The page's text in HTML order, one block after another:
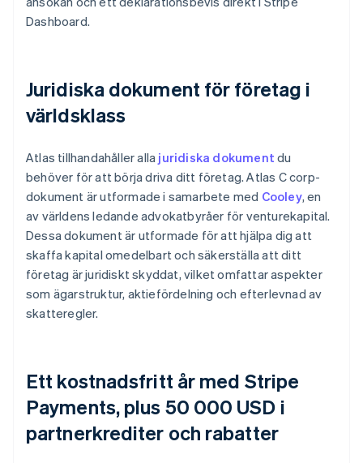
Dashboard.
Juridiska dokument för företag i
världsklass
Atlas tillhandahåller alla juridiska dokument du
behöver för att börja driva ditt företag. Atlas C corp-
dokument är utformade i samarbete med Cooley, en
av världens ledande advokatbyråer för venturekapital.
Dessa dokument är utformade för att hjälpa dig att
skaffa kapital omedelbart och säkerställa att ditt
företag är juridiskt skyddat, vilket omfattar aspekter
som ägarstruktur, aktiefördelning och efterlevnad av
skatteregler.
Ett kostnadsfritt år med Stripe
Payments, plus 50 000 USD i
partnerkrediter och rabatter